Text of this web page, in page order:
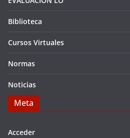
Biblioteca
Cursos Virtuales
Normas
Noticias
Meta
Acceder